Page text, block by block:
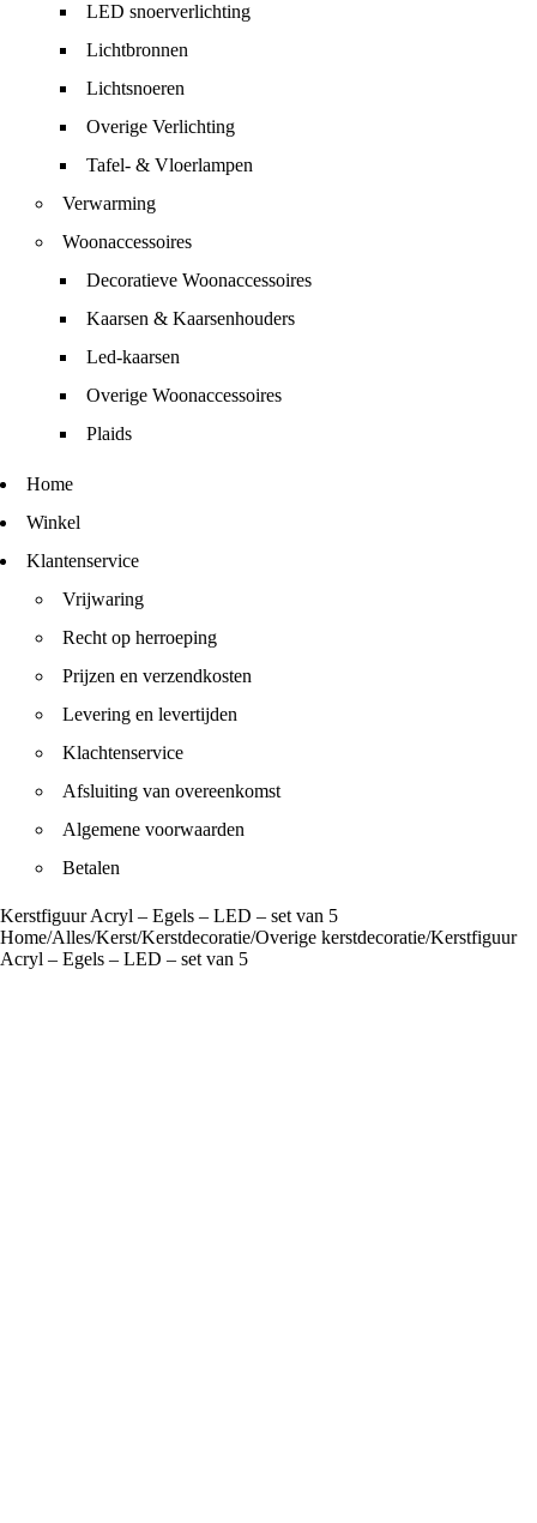
LED snoerverlichting
Lichtbronnen
Lichtsnoeren
Overige Verlichting
Tafel- & Vloerlampen
Verwarming
Woonaccessoires
Decoratieve Woonaccessoires
Kaarsen & Kaarsenhouders
Led-kaarsen
Overige Woonaccessoires
Plaids
Home
Winkel
Klantenservice
Vrijwaring
Recht op herroeping
Prijzen en verzendkosten
Levering en levertijden
Klachtenservice
Afsluiting van overeenkomst
Algemene voorwaarden
Betalen
Kerstfiguur Acryl – Egels – LED – set van 5
Home/Alles/Kerst/Kerstdecoratie/Overige kerstdecoratie/Kerstfiguur
Acryl – Egels – LED – set van 5